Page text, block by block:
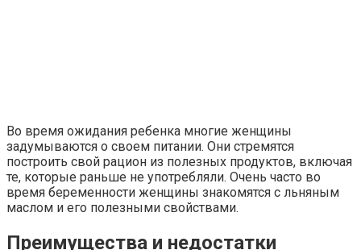
Во время ожидания ребенка многие женщины
задумываются о своем питании. Они стремятся
построить свой рацион из полезных продуктов, включая
те, которые раньше не употребляли. Очень часто во
время беременности женщины знакомятся с льняным
маслом и его полезными свойствами.
Преимущества и недостатки